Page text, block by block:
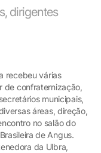
dirigentes
recebeu várias
de confraternização,
municipais,
áreas, direção,
no salão do
de Angus.
da Ulbra,